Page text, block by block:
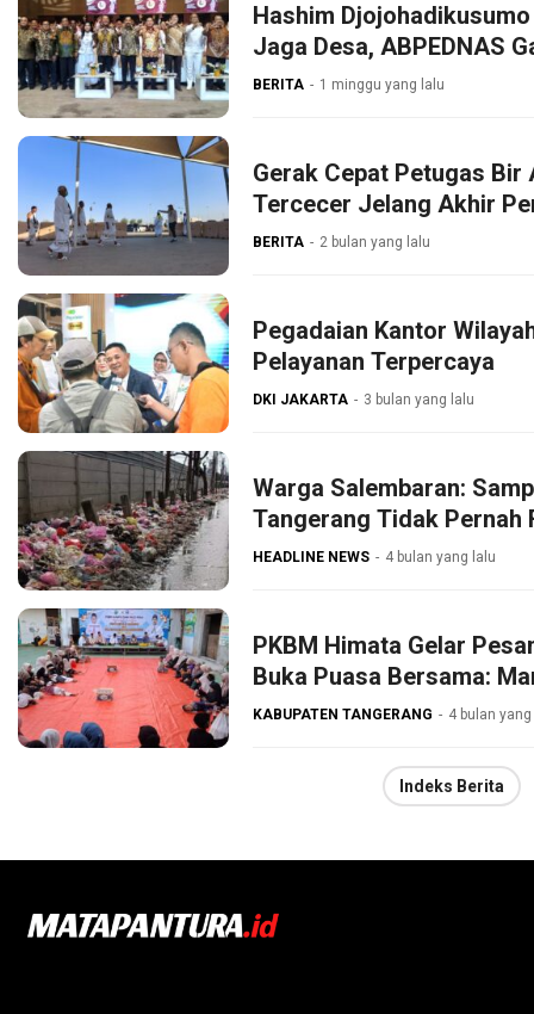
Hashim
Jaga Desa, ABPEDNAS
BERITA 1 minggu yang lalu
Gerak Cepat Petugas
Tercecer Jelang Akhir
BERITA 2 bulan yang lalu
Pegadaian Kantor
Pelayanan Terpercaya
DKI JAKARTA 3 bulan yang lalu
Warga Salembaran:
Tangerang Tidak Pernah
HEADLINE NEWS 4 bulan yang lalu
PKBM Himata Gelar
Buka Puasa Bersama:
KABUPATEN TANGERANG 4 bulan
Indeks Berita